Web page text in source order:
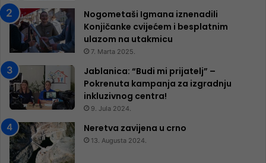
Nogometaši Igmana iznenadili
Konjičanke cvijećem i besplatnim
ulazom na utakmicu
7. Marta 2025.
Jablanica: “Budi mi prijatelj” –
Pokrenuta kampanja za izgradnju
inkluzivnog centra!
9. Jula 2024.
Neretva zavijena u crno
13. Augusta 2024.